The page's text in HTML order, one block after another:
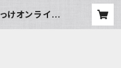
けオンライン